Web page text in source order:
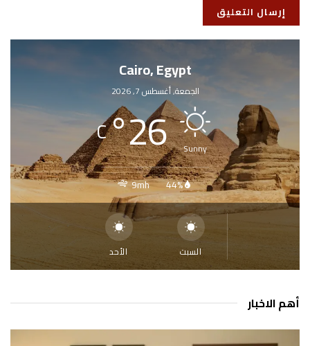
Cairo, Egypt
الجمعة, أغسطس 7, 2026
Sunny
26
°
C
44%
9mh
السبت الأحد
أهم الاخبار